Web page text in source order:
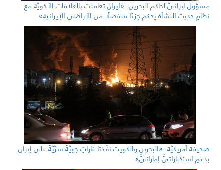
مسؤول إيرانيّ لحاكم البحرين: «إيران تعاملت بالعلاقات الأخويَّة مع
نظامٍ حديث النشأة يحكم جزءًا منفصلًا من الأراضي الإيرانية»
صحيفة أمريكيّة: «البحرين والكويت نفّذتا غاراتٍ جويّةً سرّيّةً على إيران
بدعمٍ استخباراتيٍّ إماراتيٍّ»